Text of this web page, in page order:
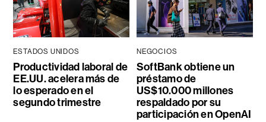
ESTADOS UNIDOS
Productividad laboral de
EE.UU. acelera más de
lo esperado en el
segundo trimestre
NEGOCIOS
SoftBank obtiene un
préstamo de
US$10.000 millones
respaldado por su
participación en OpenAI